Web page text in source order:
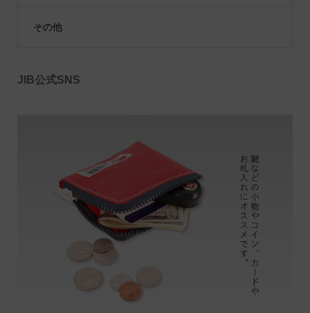
その他
JIB公式SNS